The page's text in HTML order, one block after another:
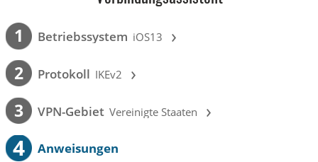
1 Betriebssystem iOS13 ›
2 Protokoll IKEv2 ›
3 VPN-Gebiet Vereinigte Staaten ›
4 Anweisungen